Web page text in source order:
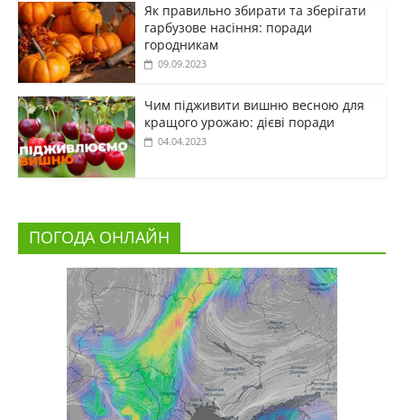
Як правильно збирати та зберігати
гарбузове насіння: поради
городникам
09.09.2023
Чим підживити вишню весною для
кращого урожаю: дієві поради
04.04.2023
ПОГОДА ОНЛАЙН